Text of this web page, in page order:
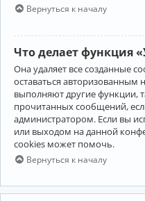
Вернуться к началу
Что делает функция
Она удаляет все созданные
оставаться авторизованным
выполняют другие функции,
прочитанных сообщений,
администратором. Если вы
или выходом на данной
cookies может помочь.
Вернуться к началу